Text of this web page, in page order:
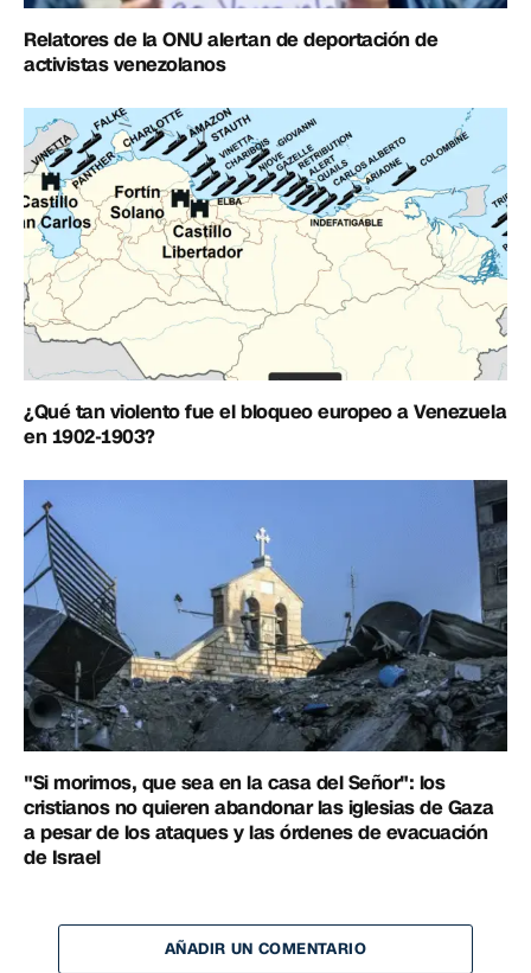
Relatores de la ONU alertan de deportación de
activistas venezolanos
¿Qué tan violento fue el bloqueo europeo a Venezuela
en 1902-1903?
"Si morimos, que sea en la casa del Señor": los
cristianos no quieren abandonar las iglesias de Gaza
a pesar de los ataques y las órdenes de evacuación
de Israel
AÑADIR UN COMENTARIO